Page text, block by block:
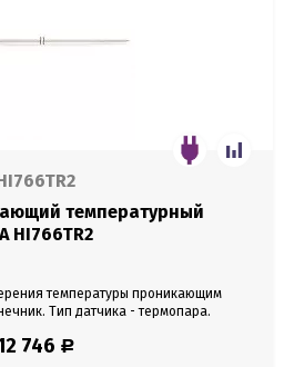
температурный
HI766TR2
температуры проникающим
Тип датчика - термопара.
Кабель 1 м. Разъем K-типа.
746 Р